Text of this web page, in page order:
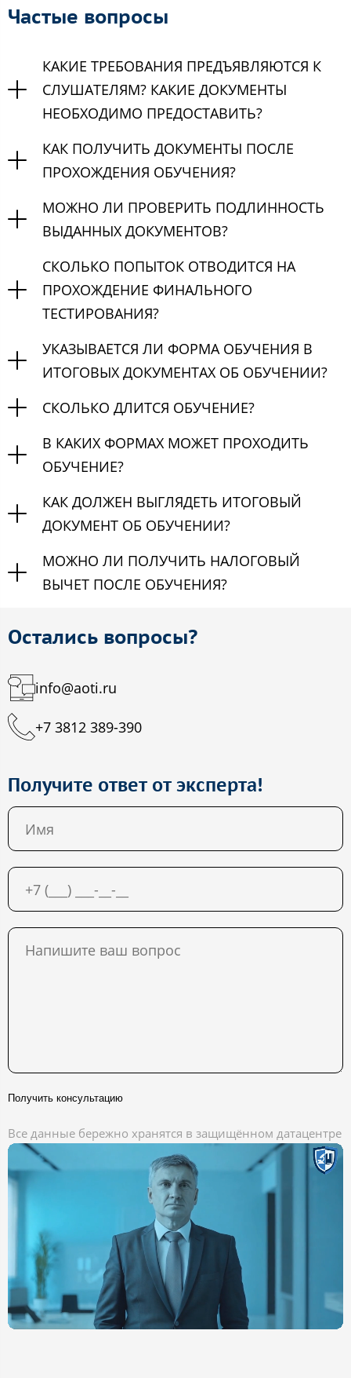
Частые вопросы
КАКИЕ ТРЕБОВАНИЯ ПРЕДЪЯВЛЯЮТСЯ К
СЛУШАТЕЛЯМ? КАКИЕ ДОКУМЕНТЫ
НЕОБХОДИМО ПРЕДОСТАВИТЬ?
КАК ПОЛУЧИТЬ ДОКУМЕНТЫ ПОСЛЕ
ПРОХОЖДЕНИЯ ОБУЧЕНИЯ?
МОЖНО ЛИ ПРОВЕРИТЬ ПОДЛИННОСТЬ
ВЫДАННЫХ ДОКУМЕНТОВ?
СКОЛЬКО ПОПЫТОК ОТВОДИТСЯ НА
ПРОХОЖДЕНИЕ ФИНАЛЬНОГО
ТЕСТИРОВАНИЯ?
УКАЗЫВАЕТСЯ ЛИ ФОРМА ОБУЧЕНИЯ В
ИТОГОВЫХ ДОКУМЕНТАХ ОБ ОБУЧЕНИИ?
СКОЛЬКО ДЛИТСЯ ОБУЧЕНИЕ?
В КАКИХ ФОРМАХ МОЖЕТ ПРОХОДИТЬ
ОБУЧЕНИЕ?
КАК ДОЛЖЕН ВЫГЛЯДЕТЬ ИТОГОВЫЙ
ДОКУМЕНТ ОБ ОБУЧЕНИИ?
МОЖНО ЛИ ПОЛУЧИТЬ НАЛОГОВЫЙ
ВЫЧЕТ ПОСЛЕ ОБУЧЕНИЯ?
Остались вопросы?
info@aoti.ru
+7 3812 389-390
Получите ответ от эксперта!
Получить консультацию
Все данные бережно хранятся в защищённом датацентре